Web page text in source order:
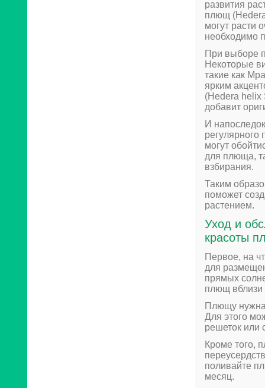
развития
плющ
могут расти
необходимо
При выборе
Некоторые
такие как
ярким
(Hedera helix
добавит
И
регулярного
могут
для плюща,
взбирания.
Таким
поможет
растением.
Уход и
красоты
Первое, на
для
прямых
плющ вблизи
Плющу нужна
Для этого
решеток или
Кроме того,
поливайте
месяц.